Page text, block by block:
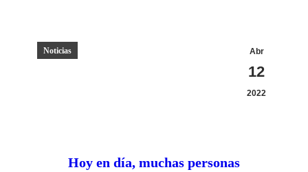
Hoy en día, muchas personas
Abr
12
2022
Noticias